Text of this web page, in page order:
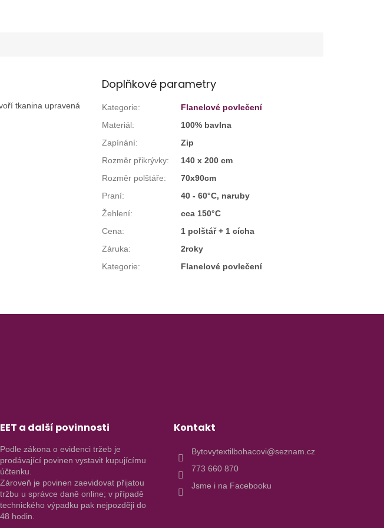
tkanina upravená
Doplňkové parametry
Kategorie:
Flanelové povlečení
Materiál:
100% bavlna
Zapínání:
Zip
Rozměr přikrývky:
140 x 200 cm
Rozměr polštáře:
70x90cm
Praní:
40 - 60°C, naruby
Žehlení:
cca 150°C
Cena:
1 polštář + 1 cícha
Záruka:
2roky
Kategorie: Flanelové povlečení
EET a další povinnosti
Podle zákona o evidenci tržeb je
prodávající povinen vystavit kupujícímu
účtenku.
Zároveň je povinen zaevidovat přijatou
tržbu u správce daně online; v případě
technického výpadku pak nejpozději do
48 hodin.
Kontakt
Bytovytextilbohacovi@seznam.cz
773 660 870
Jsme i na Facebooku